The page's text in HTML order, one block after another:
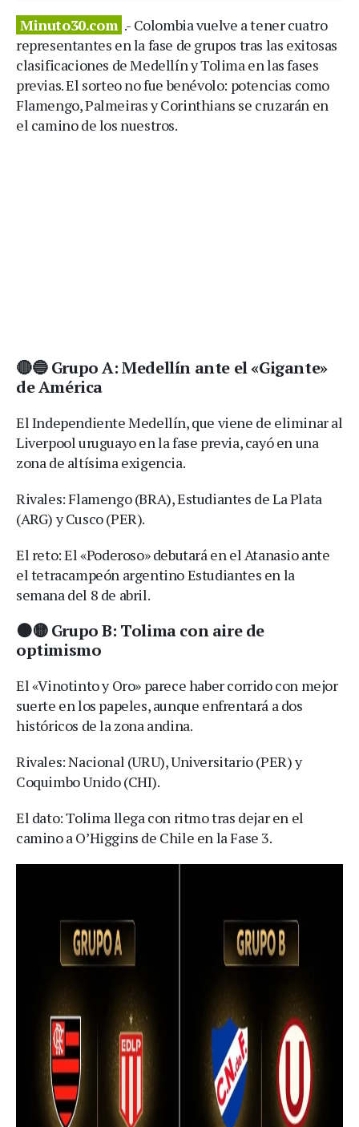
Minuto30.com .- Colombia vuelve a tener cuatro
representantes en la fase de grupos tras las exitosas
clasificaciones de Medellín y Tolima en las fases
previas. El sorteo no fue benévolo: potencias como
Flamengo, Palmeiras y Corinthians se cruzarán en
el camino de los nuestros.
🔴🔵 Grupo A: Medellín ante el «Gigante»
de América
El Independiente Medellín, que viene de eliminar al
Liverpool uruguayo en la fase previa, cayó en una
zona de altísima exigencia.
Rivales: Flamengo (BRA), Estudiantes de La Plata
(ARG) y Cusco (PER).
El reto: El «Poderoso» debutará en el Atanasio ante
el tetracampeón argentino Estudiantes en la
semana del 8 de abril.
🟤🟡 Grupo B: Tolima con aire de
optimismo
El «Vinotinto y Oro» parece haber corrido con mejor
suerte en los papeles, aunque enfrentará a dos
históricos de la zona andina.
Rivales: Nacional (URU), Universitario (PER) y
Coquimbo Unido (CHI).
El dato: Tolima llega con ritmo tras dejar en el
camino a O’Higgins de Chile en la Fase 3.